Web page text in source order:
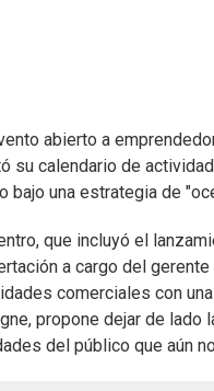
abierto a
su calendario de
bajo una estrategia de
que incluyó el
a cargo del
comerciales con
propone dejar de
del público que aún